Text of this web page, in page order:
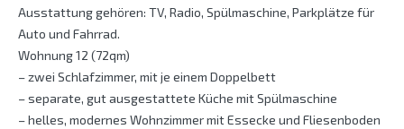
Ausstattung gehören: TV, Radio, Spülmaschine, Parkplätze für
Auto und Fahrrad.
Wohnung 12 (72qm)
– zwei Schlafzimmer, mit je einem Doppelbett
– separate, gut ausgestattete Küche mit Spülmaschine
– helles, modernes Wohnzimmer mit Essecke und Fliesenboden